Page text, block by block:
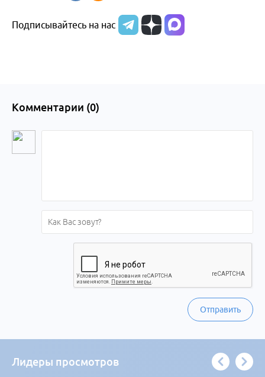
Подписывайтесь на нас
Комментарии (0)
Отправить
Лидеры просмотров